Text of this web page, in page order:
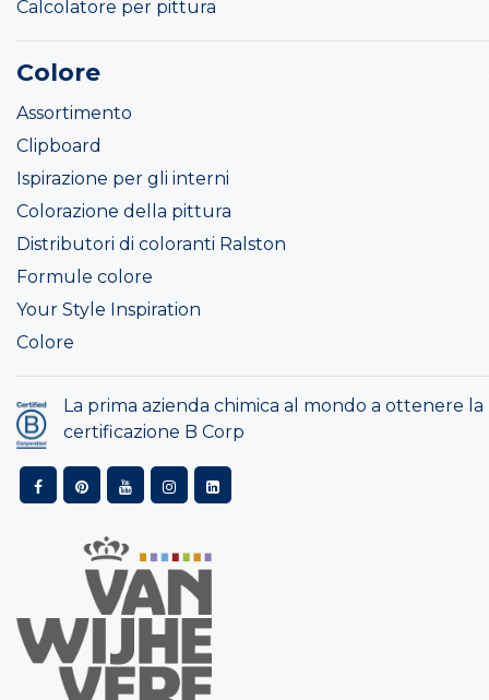
Calcolatore per pittura
Colore
Assortimento
Clipboard
Ispirazione per gli interni
Colorazione della pittura
Distributori di coloranti Ralston
Formule colore
Your Style Inspiration
Colore
La prima azienda chimica al mondo a ottenere la
certificazione B Corp